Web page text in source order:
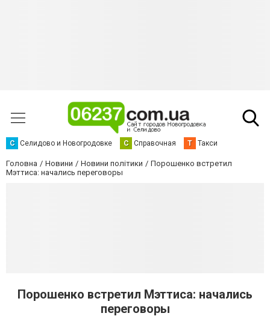
С Селидово и Новогродовке С Справочная Т Такси
Головна Новини Новини політики
Порошенко встретил
Мэттиса: начались переговоры
Порошенко встретил Мэттиса: начались
переговоры